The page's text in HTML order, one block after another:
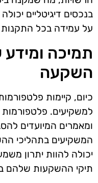
בנכסים דיגיטליים
על עמידה בכל התקנות
תמיכה
השקעה
כיום, קיימות
למשקיעים. פלטפורמות
ומאמרים המיועדים
המשקיעים בתהליכי
יכולה להוות יתרון
תיקי ההשקעות שלהם